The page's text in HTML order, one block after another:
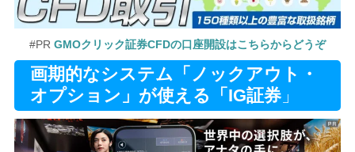
#PR GMOクリック証券CFDの口座開設はこちらからどうぞ
画期的なシステム「ノックアウト・
オプション」が使える「IG証券」